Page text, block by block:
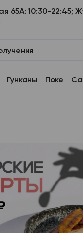
65А: 10:30-22:45;
Гунканы Поке